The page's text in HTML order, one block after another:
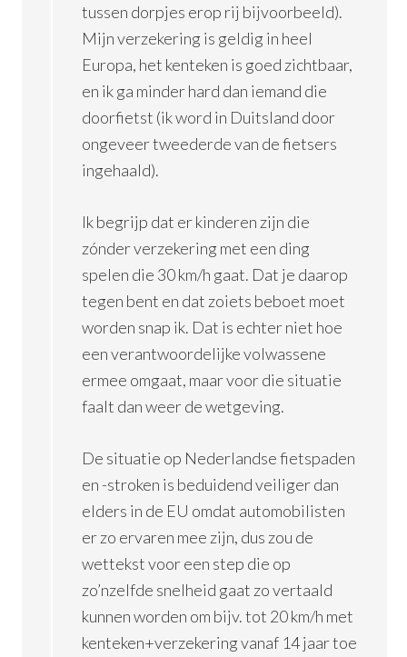
tussen dorpjes erop rij bijvoorbeeld).
Mijn verzekering is geldig in heel
Europa, het kenteken is goed zichtbaar,
en ik ga minder hard dan iemand die
doorfietst (ik word in Duitsland door
ongeveer tweederde van de fietsers
ingehaald).
Ik begrijp dat er kinderen zijn die
zónder verzekering met een ding
spelen die 30 km/h gaat. Dat je daarop
tegen bent en dat zoiets beboet moet
worden snap ik. Dat is echter niet hoe
een verantwoordelijke volwassene
ermee omgaat, maar voor die situatie
faalt dan weer de wetgeving.
De situatie op Nederlandse fietspaden
en -stroken is beduidend veiliger dan
elders in de EU omdat automobilisten
er zo ervaren mee zijn, dus zou de
wettekst voor een step die op
zo’nzelfde snelheid gaat zo vertaald
kunnen worden om bijv. tot 20 km/h met
kenteken+verzekering vanaf 14 jaar toe